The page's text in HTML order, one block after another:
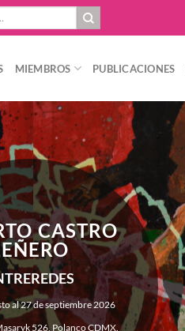
MIEMBROS PUBLICACIONES
CASTRO
al 27 de septiembre 2026
526, Polanco CDMX.